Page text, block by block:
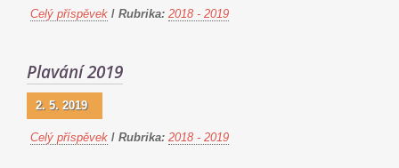
Celý příspěvek / Rubrika: 2018 - 2019
Plavání 2019
2. 5. 2019
Celý příspěvek / Rubrika: 2018 - 2019